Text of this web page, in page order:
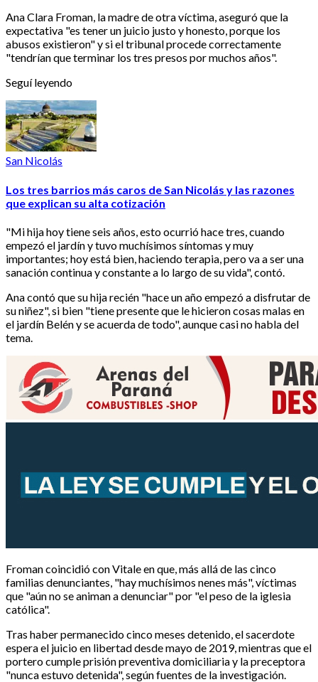
Ana Clara Froman, la madre de otra víctima, aseguró que la
expectativa "es tener un juicio justo y honesto, porque los
abusos existieron" y si el tribunal procede correctamente
"tendrían que terminar los tres presos por muchos años".
Seguí leyendo
San Nicolás
Los tres barrios más caros de San Nicolás y las razones
que explican su alta cotización
"Mi hija hoy tiene seis años, esto ocurrió hace tres, cuando
empezó el jardín y tuvo muchísimos síntomas y muy
importantes; hoy está bien, haciendo terapia, pero va a ser una
sanación continua y constante a lo largo de su vida", contó.
Ana contó que su hija recién "hace un año empezó a disfrutar de
su niñez", si bien "tiene presente que le hicieron cosas malas en
el jardín Belén y se acuerda de todo", aunque casi no habla del
tema.
Froman coincidió con Vitale en que, más allá de las cinco
familias denunciantes, "hay muchísimos nenes más", víctimas
que "aún no se animan a denunciar" por "el peso de la iglesia
católica".
Tras haber permanecido cinco meses detenido, el sacerdote
espera el juicio en libertad desde mayo de 2019, mientras que el
portero cumple prisión preventiva domiciliaria y la preceptora
"nunca estuvo detenida", según fuentes de la investigación.